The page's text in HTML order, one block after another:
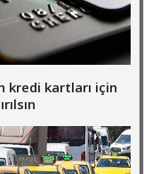
kredi kartları için